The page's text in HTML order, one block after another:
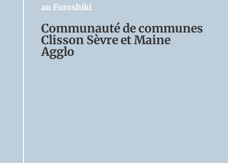
au Furoshiki
Communauté de communes
Clisson Sèvre et Maine
Agglo